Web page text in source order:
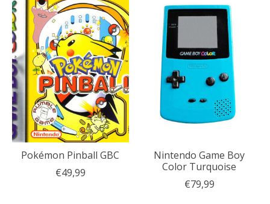
Pokémon Pinball GBC
€49,99
Nintendo Game Boy
Color Turquoise
€79,99